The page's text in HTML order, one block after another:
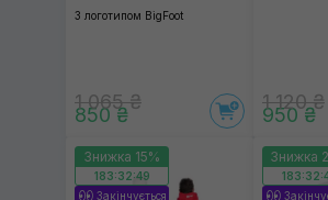
З логотипом BigFoot
1 065 ₴
850 ₴
1 120 ₴
950 ₴
Знижка 15%
183:32:48
Закінчується
Знижка